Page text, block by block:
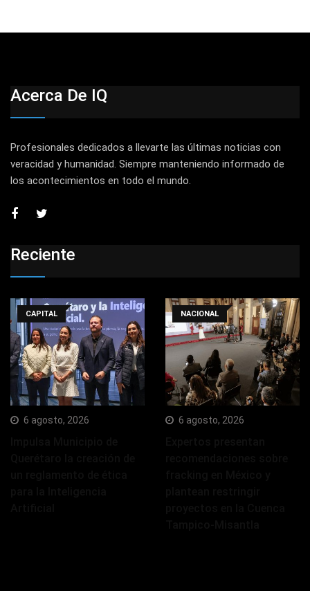
Acerca De IQ
Profesionales dedicados a llevarte las últimas noticias con
veracidad y humanidad. Siempre manteniendo informado de
los acontecimientos en todo el mundo.
Reciente
CAPITAL
6 agosto, 2026
NACIONAL
6 agosto, 2026